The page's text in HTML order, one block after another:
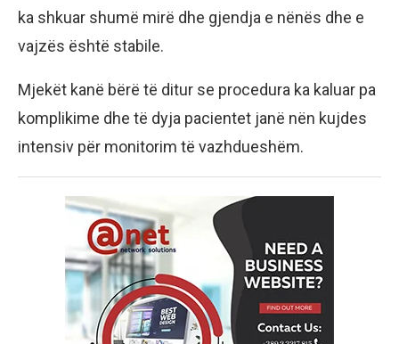
ka shkuar shumë mirë dhe gjendja e nënës dhe e
vajzës është stabile.
Mjekët kanë bërë të ditur se procedura ka kaluar pa
komplikime dhe të dyja pacientet janë nën kujdes
intensiv për monitorim të vazhdueshëm.